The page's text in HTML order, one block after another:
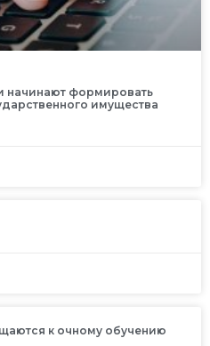
начинают формировать
имущества
к очному обучению